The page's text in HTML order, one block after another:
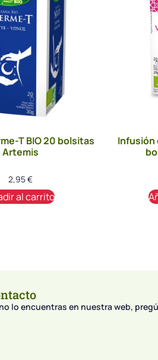
T BIO 20 bolsitas
Artemis
2,95€
al carrito
Infusión
no lo encuentras en nuestra web,